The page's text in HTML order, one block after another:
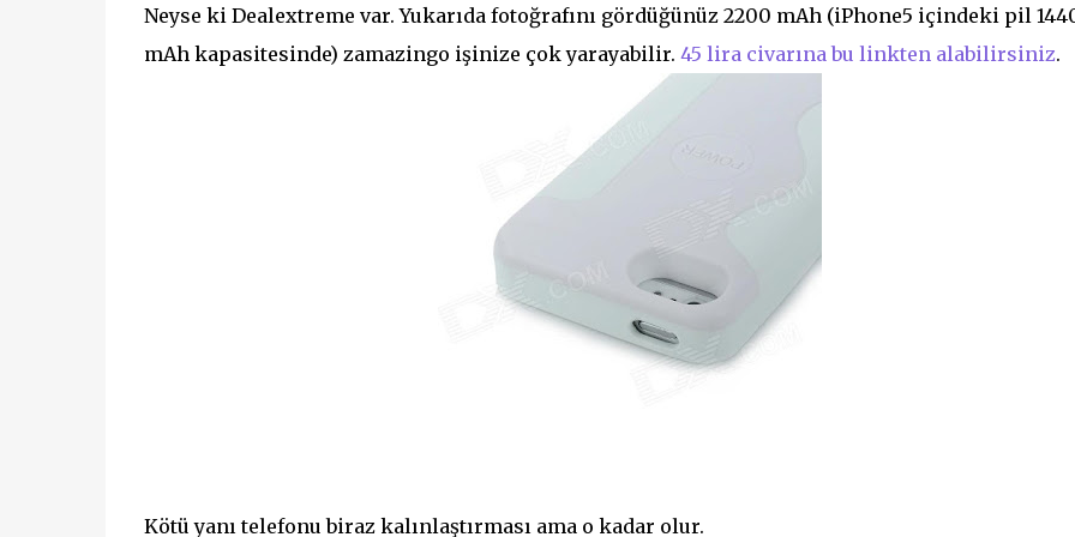
Neyse ki Dealextreme var. Yukarıda fotoğrafını gördüğünüz 2200 mAh (iPhone5 içindeki pil
mAh kapasitesinde) zamazingo işinize çok yarayabilir. 45 lira civarına bu linkten alabilirsiniz.
Kötü yanı telefonu biraz kalınlaştırması ama o kadar olur.